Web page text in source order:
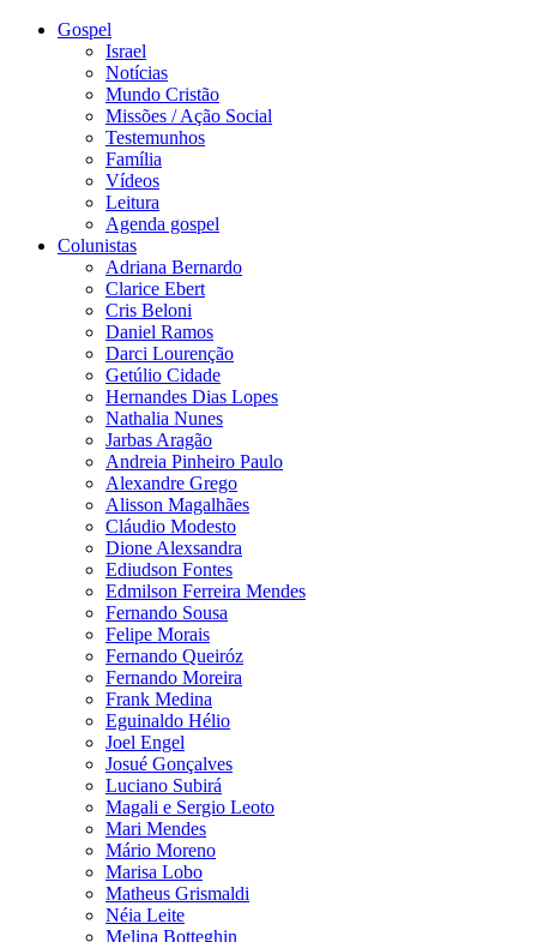
Gospel
Israel
Notícias
Mundo Cristão
Missões / Ação Social
Testemunhos
Família
Vídeos
Leitura
Agenda gospel
Colunistas
Adriana Bernardo
Clarice Ebert
Cris Beloni
Daniel Ramos
Darci Lourenção
Getúlio Cidade
Hernandes Dias Lopes
Nathalia Nunes
Jarbas Aragão
Andreia Pinheiro Paulo
Alexandre Grego
Alisson Magalhães
Cláudio Modesto
Dione Alexsandra
Ediudson Fontes
Edmilson Ferreira Mendes
Fernando Sousa
Felipe Morais
Fernando Queiróz
Fernando Moreira
Frank Medina
Eguinaldo Hélio
Joel Engel
Josué Gonçalves
Luciano Subirá
Magali e Sergio Leoto
Mari Mendes
Mário Moreno
Marisa Lobo
Matheus Grismaldi
Néia Leite
Melina Botteghin